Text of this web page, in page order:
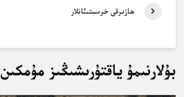
ھازىرقى خرىستىئانلار
بۇلارنىمۇ ياقتۇرىشىڭىز مۇمكىن